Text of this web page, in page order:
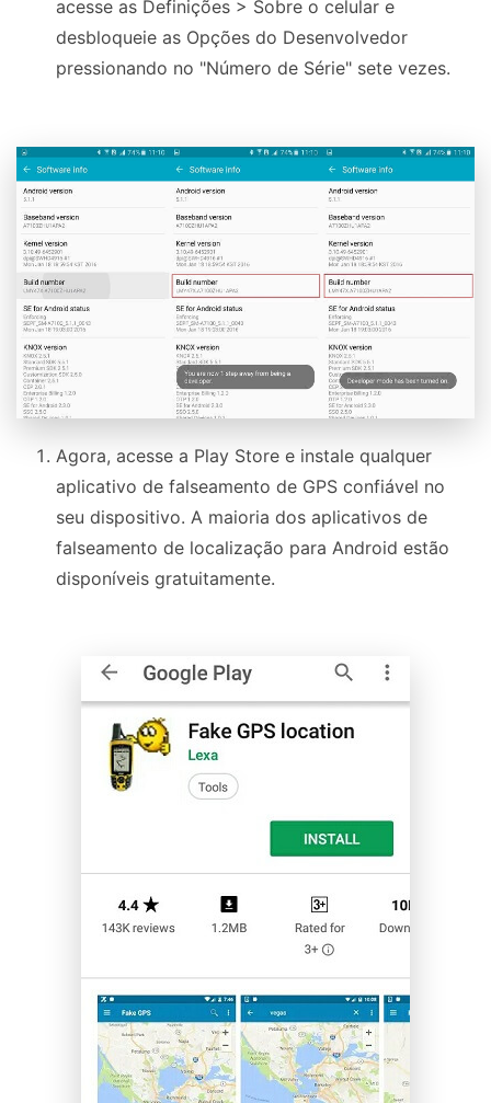
acesse as Definições > Sobre o celular e
desbloqueie as Opções do Desenvolvedor
pressionando no "Número de Série" sete vezes.
Agora, acesse a Play Store e instale qualquer
aplicativo de falseamento de GPS confiável no
seu dispositivo. A maioria dos aplicativos de
falseamento de localização para Android estão
disponíveis gratuitamente.